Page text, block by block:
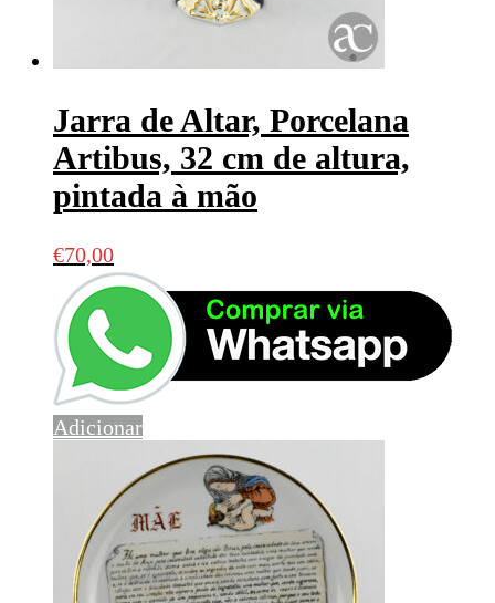
Jarra de Altar, Porcelana
Artibus, 32 cm de altura,
pintada à mão
€70,00
Adicionar